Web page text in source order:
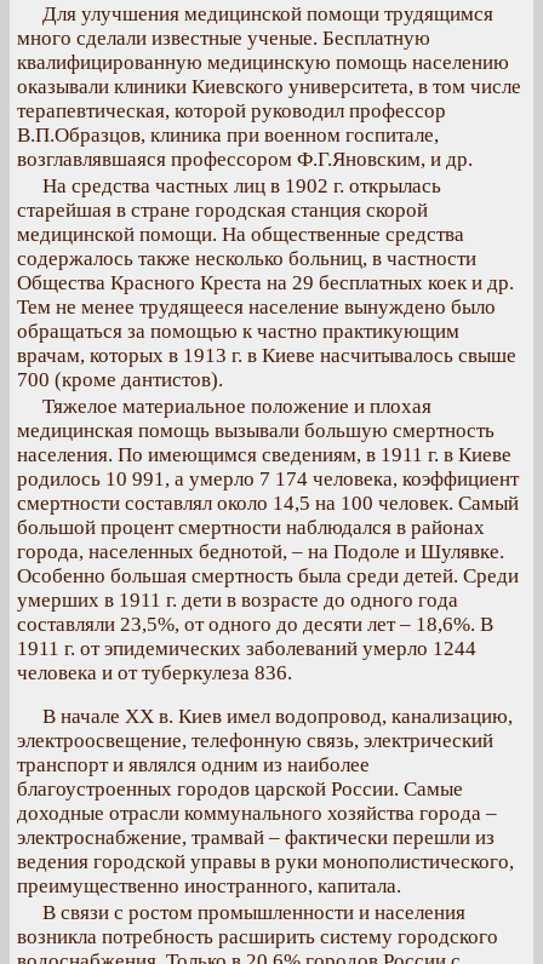
Для улучшения медицинской помощи трудящимся
много сделали известные ученые. Бесплатную
квалифицированную медицинскую помощь населению
оказывали клиники Киевского университета, в том числе
терапевтическая, которой руководил профессор
В.П.Образцов, клиника при военном госпитале,
возглавлявшаяся профессором Ф.Г.Яновским, и др.
На средства частных лиц в 1902 г. открылась
старейшая в стране городская станция скорой
медицинской помощи. На общественные средства
содержалось также несколько больниц, в частности
Общества Красного Креста на 29 бесплатных коек и др.
Тем не менее трудящееся население вынуждено было
обращаться за помощью к частно практикующим
врачам, которых в 1913 г. в Киеве насчитывалось свыше
700 (кроме дантистов).
Тяжелое материальное положение и плохая
медицинская помощь вызывали большую смертность
населения. По имеющимся сведениям, в 1911 г. в Киеве
родилось 10 991, а умерло 7 174 человека, коэффициент
смертности составлял около 14,5 на 100 человек. Самый
большой процент смертности наблюдался в районах
города, населенных беднотой, – на Подоле и Шулявке.
Особенно большая смертность была среди детей. Среди
умерших в 1911 г. дети в возрасте до одного года
составляли 23,5%, от одного до десяти лет – 18,6%. В
1911 г. от эпидемических заболеваний умерло 1244
человека и от туберкулеза 836.
В начале XX в. Киев имел водопровод, канализацию,
электроосвещение, телефонную связь, электрический
транспорт и являлся одним из наиболее
благоустроенных городов царской России. Самые
доходные отрасли коммунального хозяйства города –
электроснабжение, трамвай – фактически перешли из
ведения городской управы в руки монополистического,
преимущественно иностранного, капитала.
В связи с ростом промышленности и населения
возникла потребность расширить систему городского